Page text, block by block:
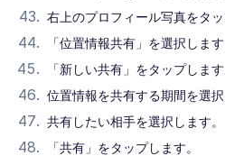
右上のプロフィール写真をタッ
「位置情報共有」を選択します
「新しい共有」をタップします
位置情報を共有する期間を選択
共有したい相手を選択します。
「共有」をタップします。